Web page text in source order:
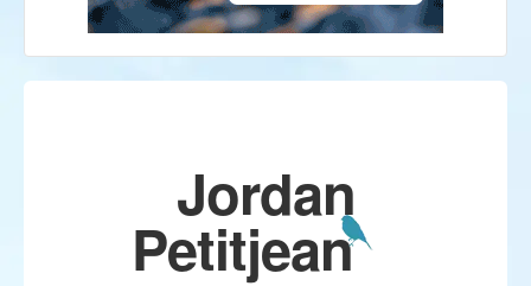
Jordan
Petitjean